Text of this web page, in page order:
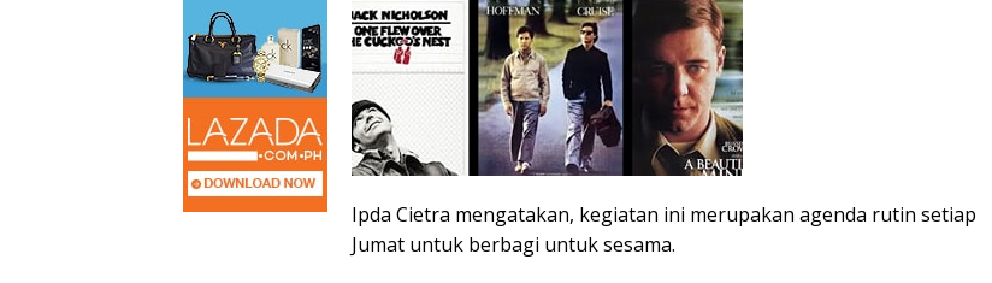
Ipda Cietra mengatakan, kegiatan ini merupakan agenda rutin setiap
Jumat untuk berbagi untuk sesama.